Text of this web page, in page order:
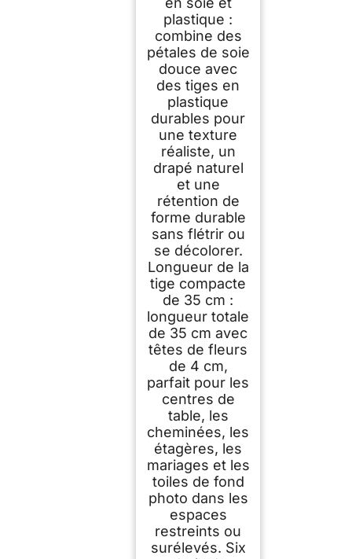
plastique :
combine des
pétales de soie
douce avec
des tiges en
plastique
durables pour
une texture
réaliste, un
drapé naturel
et une
rétention de
forme durable
sans flétrir ou
se décolorer.
Longueur de la
tige compacte
de 35 cm :
longueur totale
de 35 cm avec
têtes de fleurs
de 4 cm,
parfait pour les
centres de
table, les
cheminées, les
étagères, les
mariages et les
toiles de fond
photo dans les
espaces
restreints ou
surélevés. Six